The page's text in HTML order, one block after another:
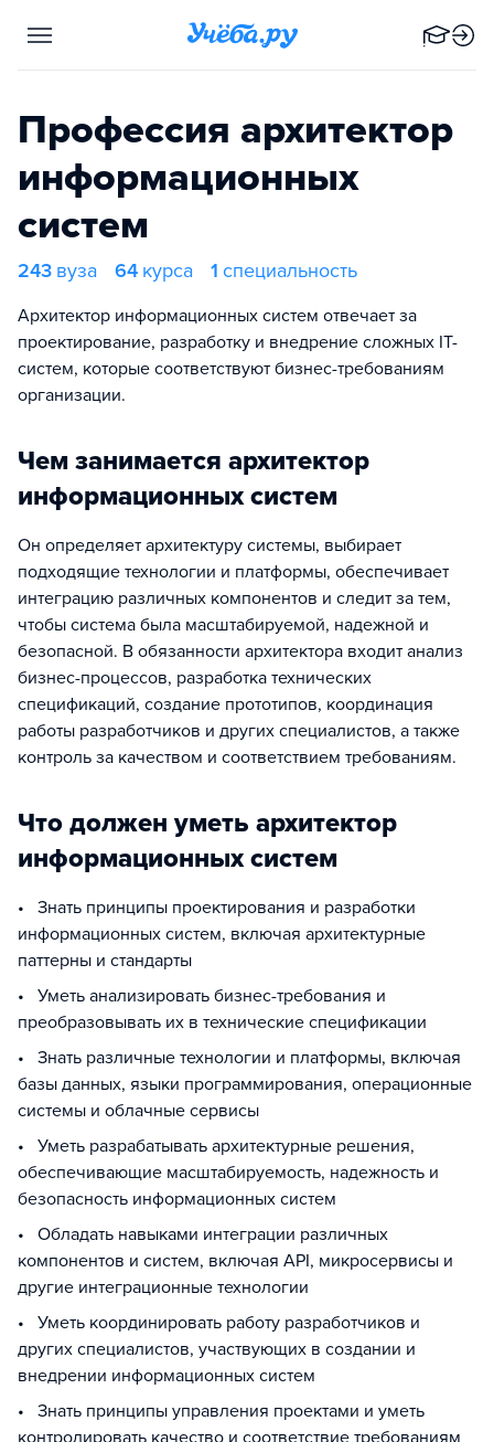
Профессия архитектор
информационных
систем
243 вуза 64 курса 1 специальность
Архитектор информационных систем отвечает за
проектирование, разработку и внедрение сложных IT-
систем, которые соответствуют бизнес-требованиям
организации.
Чем занимается архитектор
информационных систем
Он определяет архитектуру системы, выбирает
подходящие технологии и платформы, обеспечивает
интеграцию различных компонентов и следит за тем,
чтобы система была масштабируемой, надежной и
безопасной. В обязанности архитектора входит анализ
бизнес-процессов, разработка технических
спецификаций, создание прототипов, координация
работы разработчиков и других специалистов, а также
контроль за качеством и соответствием требованиям.
Что должен уметь архитектор
информационных систем
• Знать принципы проектирования и разработки
информационных систем, включая архитектурные
паттерны и стандарты
• Уметь анализировать бизнес-требования и
преобразовывать их в технические спецификации
• Знать различные технологии и платформы, включая
базы данных, языки программирования, операционные
системы и облачные сервисы
• Уметь разрабатывать архитектурные решения,
обеспечивающие масштабируемость, надежность и
безопасность информационных систем
• Обладать навыками интеграции различных
компонентов и систем, включая API, микросервисы и
другие интеграционные технологии
• Уметь координировать работу разработчиков и
других специалистов, участвующих в создании и
внедрении информационных систем
• Знать принципы управления проектами и уметь
контролировать качество и соответствие требованиям